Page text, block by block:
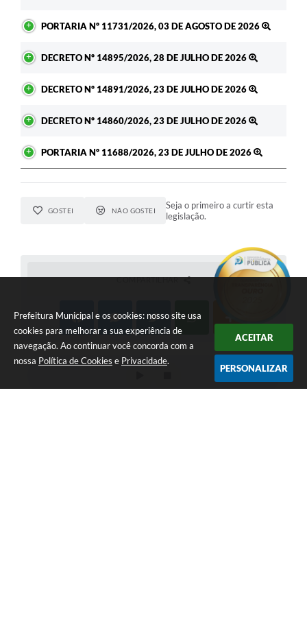
Prefeitura Municipal e os cookies: nosso site usa
cookies para melhorar a sua experiência de
navegação. Ao continuar você concorda com a
nossa Política de Cookies e Privacidade.
ACEITAR
PERSONALIZAR
PORTARIA Nº 11731/2026, 03 DE AGOSTO DE 2026
DECRETO Nº 14895/2026, 28 DE JULHO DE 2026
DECRETO Nº 14891/2026, 23 DE JULHO DE 2026
DECRETO Nº 14860/2026, 23 DE JULHO DE 2026
PORTARIA Nº 11688/2026, 23 DE JULHO DE 2026
GOSTEI NÃO GOSTEI
Seja o primeiro a curtir esta
legislação.
COMPARTILHAR